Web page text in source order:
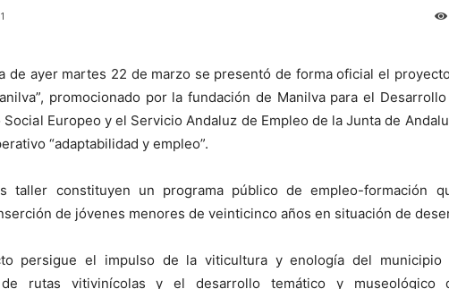
de ayer martes 22 de marzo se presentó de forma oficial el
promocionado por la fundación de Manilva para el
Social Europeo y el Servicio Andaluz de Empleo de la Junta de
“adaptabilidad y empleo”.
taller constituyen un programa público de empleo-formación
de jóvenes menores de veinticinco años en situación de
persigue el impulso de la viticultura y enología del municipio
de rutas vitivinícolas y el desarrollo temático y museológico